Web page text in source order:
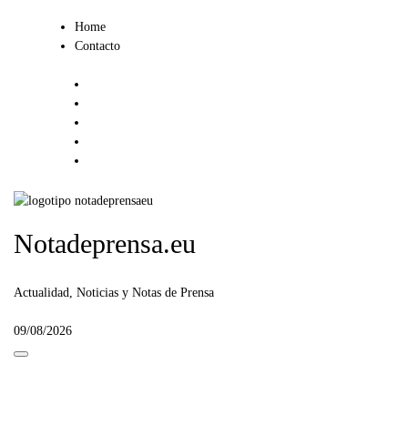
Home
Contacto
Notadeprensa.eu
Actualidad, Noticias y Notas de Prensa
09/08/2026